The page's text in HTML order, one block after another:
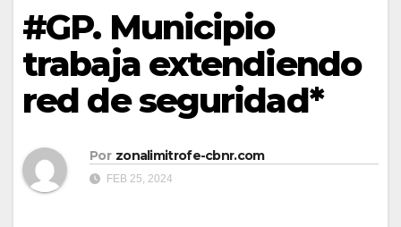
#GP. Municipio
trabaja extendiendo
red de seguridad*
Por zonalimitrofe-cbnr.com
FEB 25, 2024